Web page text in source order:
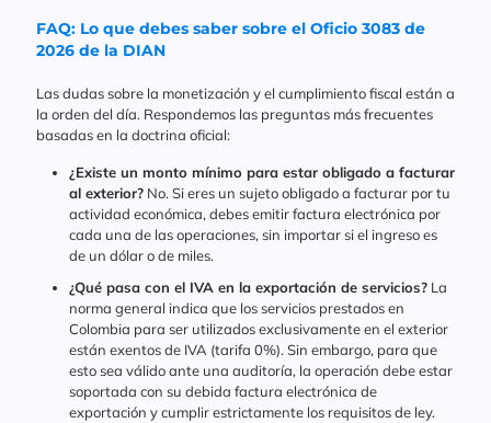
FAQ: Lo que debes saber sobre el Oficio 3083 de
2026 de la DIAN
Las dudas sobre la monetización y el cumplimiento fiscal están a
la orden del día. Respondemos las preguntas más frecuentes
basadas en la doctrina oficial:
¿Existe un monto mínimo para estar obligado a facturar
al exterior? No. Si eres un sujeto obligado a facturar por tu
actividad económica, debes emitir factura electrónica por
cada una de las operaciones, sin importar si el ingreso es
de un dólar o de miles.
¿Qué pasa con el IVA en la exportación de servicios? La
norma general indica que los servicios prestados en
Colombia para ser utilizados exclusivamente en el exterior
están exentos de IVA (tarifa 0%). Sin embargo, para que
esto sea válido ante una auditoría, la operación debe estar
soportada con su debida factura electrónica de
exportación y cumplir estrictamente los requisitos de ley.